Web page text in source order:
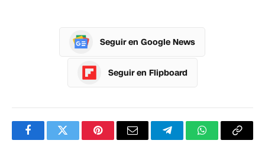
Seguir en Google News
Seguir en Flipboard
FacebookTwitterPinterestCorreoTelegramWhatsApp